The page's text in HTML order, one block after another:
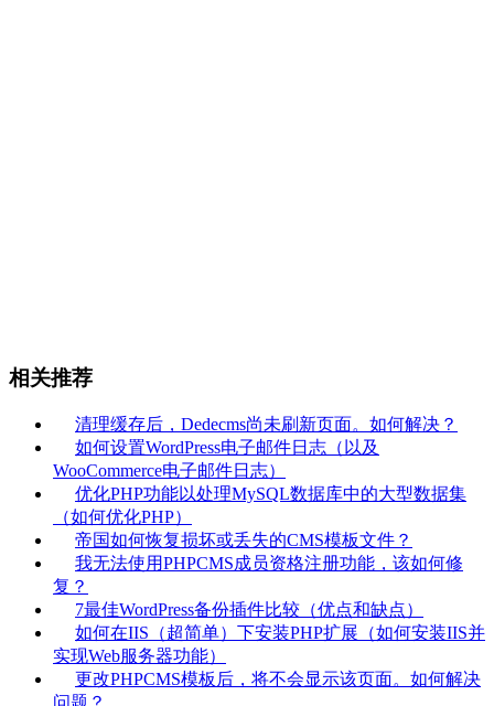
相关推荐
清理缓存后，Dedecms尚未刷新页面。如何解决？
如何设置WordPress电子邮件日志（以及
WooCommerce电子邮件日志）
优化PHP功能以处理MySQL数据库中的大型数据集
（如何优化PHP）
帝国如何恢复损坏或丢失的CMS模板文件？
我无法使用PHPCMS成员资格注册功能，该如何修
复？
7最佳WordPress备份插件比较（优点和缺点）
如何在IIS（超简单）下安装PHP扩展（如何安装IIS并
实现Web服务器功能）
更改PHPCMS模板后，将不会显示该页面。如何解决
问题？